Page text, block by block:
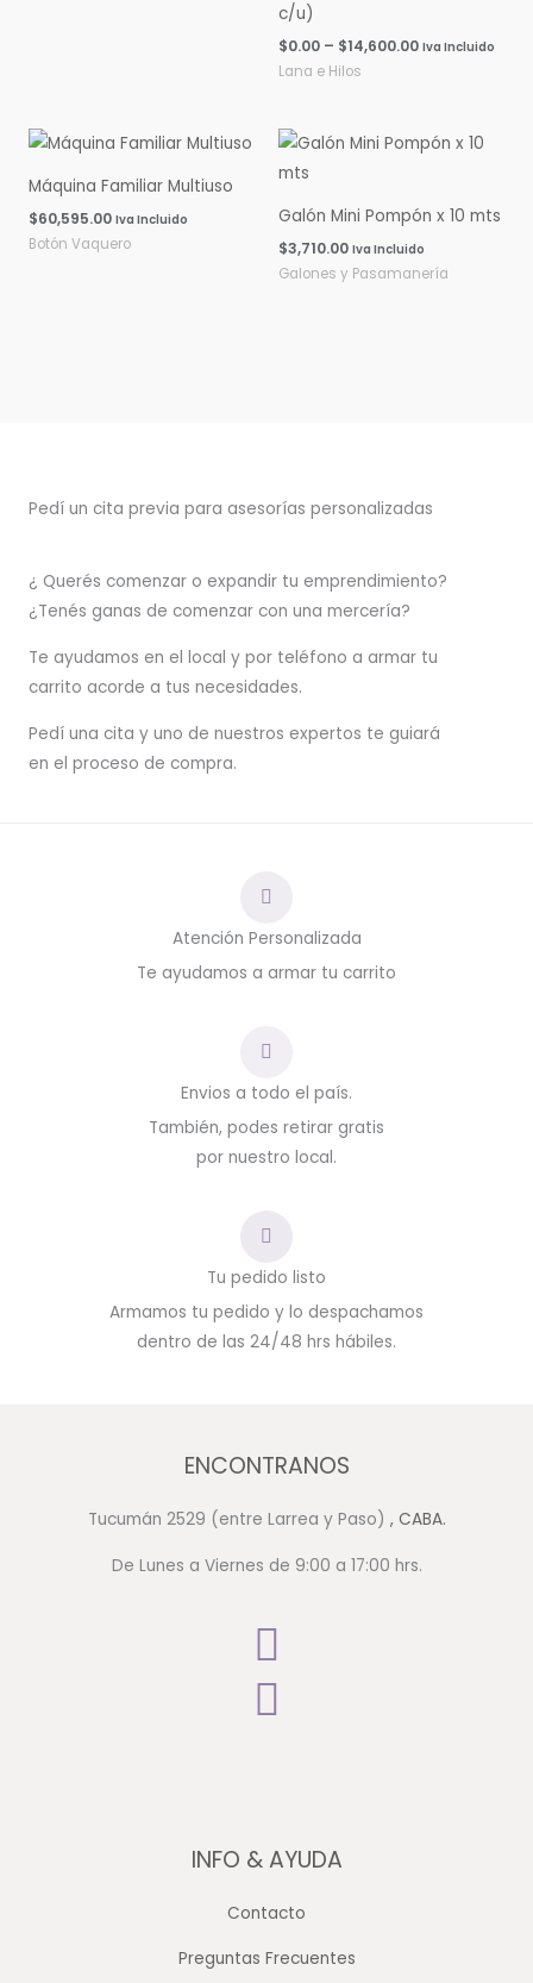
c/u)
$0.00 – $14,600.00 Iva Incluido
Lana e Hilos
Máquina Familiar Multiuso
$60,595.00 Iva Incluido
Botón Vaquero
Galón Mini Pompón x 10 mts
$3,710.00 Iva Incluido
Galones y Pasamanería
Pedí un cita previa para asesorías personalizadas
¿ Querés comenzar o expandir tu emprendimiento?
¿Tenés ganas de comenzar con una mercería?
Te ayudamos en el local y por teléfono a armar tu
carrito acorde a tus necesidades.
Pedí una cita y uno de nuestros expertos te guiará
en el proceso de compra.
Atención Personalizada
Te ayudamos a armar tu carrito
Envios a todo el país.
También, podes retirar gratis
por nuestro local.
Tu pedido listo
Armamos tu pedido y lo despachamos
dentro de las 24/48 hrs hábiles.
ENCONTRANOS
Tucumán 2529 (entre Larrea y Paso) , CABA.
De Lunes a Viernes de 9:00 a 17:00 hrs.
INFO & AYUDA
Contacto
Preguntas Frecuentes